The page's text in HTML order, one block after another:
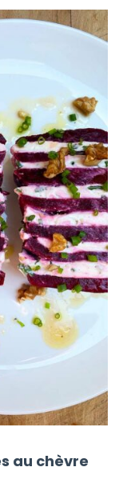
au chèvre